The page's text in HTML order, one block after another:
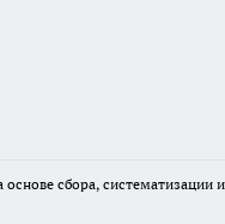
сбора, систематизации